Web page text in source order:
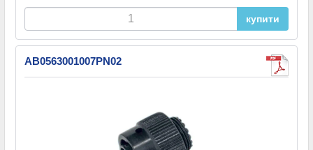
купити
AB0563001007PN02